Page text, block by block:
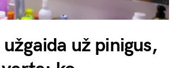
už pinigus,